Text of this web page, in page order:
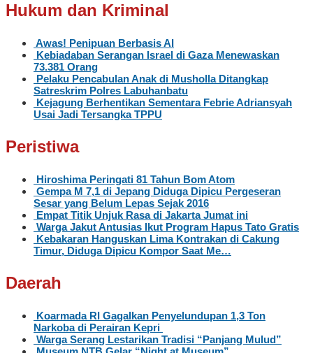
Hukum dan Kriminal
Awas! Penipuan Berbasis AI
Kebiadaban Serangan Israel di Gaza Menewaskan
73.381 Orang
Pelaku Pencabulan Anak di Musholla Ditangkap
Satreskrim Polres Labuhanbatu
Kejagung Berhentikan Sementara Febrie Adriansyah
Usai Jadi Tersangka TPPU
Peristiwa
Hiroshima Peringati 81 Tahun Bom Atom
Gempa M 7,1 di Jepang Diduga Dipicu Pergeseran
Sesar yang Belum Lepas Sejak 2016
Empat Titik Unjuk Rasa di Jakarta Jumat ini
Warga Jakut Antusias Ikut Program Hapus Tato Gratis
Kebakaran Hanguskan Lima Kontrakan di Cakung
Timur, Diduga Dipicu Kompor Saat Me…
Daerah
Koarmada RI Gagalkan Penyelundupan 1,3 Ton
Narkoba di Perairan Kepri
Warga Serang Lestarikan Tradisi “Panjang Mulud”